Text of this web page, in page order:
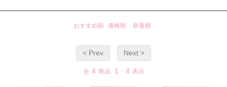
おすすめ順 価格順 新着順
< Prev Next >
全 4 商品 1 - 4 表示